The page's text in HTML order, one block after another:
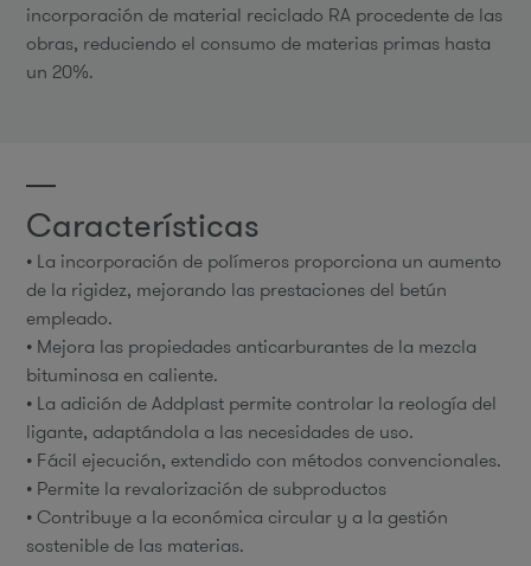
incorporación de material reciclado RA procedente de las
obras, reduciendo el consumo de materias primas hasta
un 20%.
Características
• La incorporación de polímeros proporciona un aumento
de la rigidez, mejorando las prestaciones del betún
empleado.
• Mejora las propiedades anticarburantes de la mezcla
bituminosa en caliente.
• La adición de Addplast permite controlar la reología del
ligante, adaptándola a las necesidades de uso.
• Fácil ejecución, extendido con métodos convencionales.
• Permite la revalorización de subproductos
• Contribuye a la económica circular y a la gestión
sostenible de las materias.